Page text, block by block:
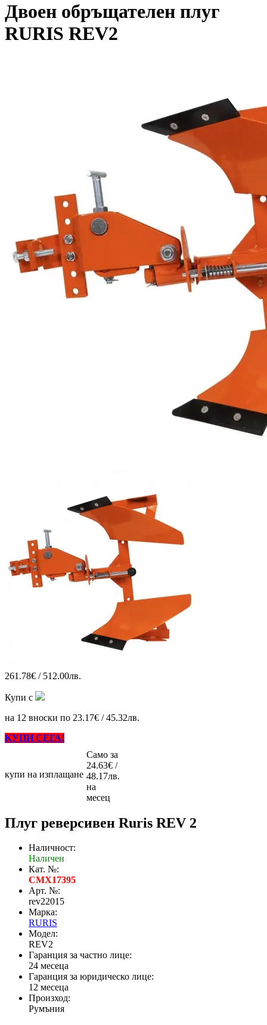
Двоен обръщателен плуг
RURIS REV2
261.78€ / 512.00лв.
Купи с
на 12 вноски по 23.17€ / 45.32лв.
КУПИ СЕГА!
купи на изплащане
Само за
24.63€ /
48.17лв.
на
месец
Плуг реверсивен Ruris REV 2
Наличност:
Наличен
Кат. №:
CMX17395
Арт. №:
rev22015
Марка:
RURIS
Модел:
REV2
Гаранция за частно лице:
24 месеца
Гаранция за юридическо лице:
12 месеца
Произход:
Румъния